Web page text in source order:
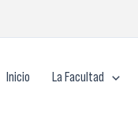
Inicio La Facultad